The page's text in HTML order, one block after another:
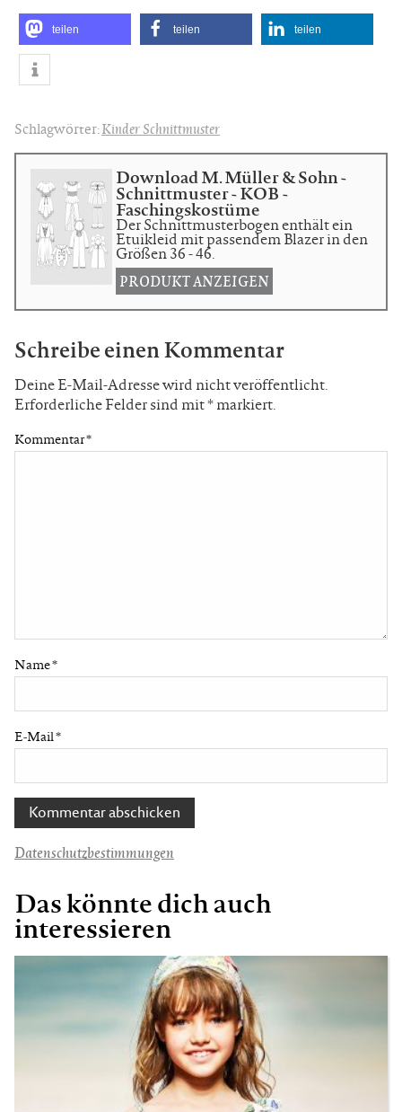
teilen teilen teilen
Schlagwörter:Kinder Schnittmuster
Download M. Müller & Sohn -
Schnittmuster - KOB -
Faschingskostüme
Der Schnittmusterbogen enthält ein
Etuikleid mit passendem Blazer in den
Größen 36 - 46.
PRODUKT ANZEIGEN
Schreibe einen Kommentar
Deine E-Mail-Adresse wird nicht veröffentlicht.
Erforderliche Felder sind mit*markiert.
Kommentar*
Name*
E-Mail*
Datenschutzbestimmungen
Das könnte dich auch
interessieren